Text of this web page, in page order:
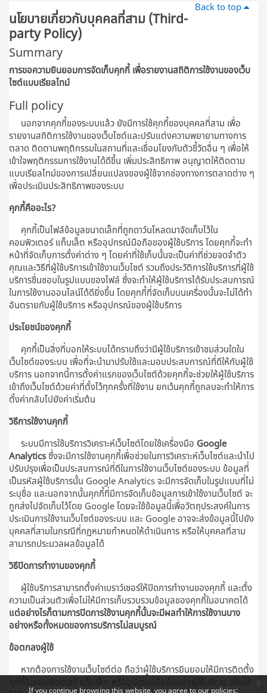
Back to top
นโยบายเกี่ยวกับบุคคลที่สาม (Third-
party Policy)
Summary
การขอความยินยอมการจัดเก็บคุกกี้ เพื่อรายงานสถิติการใช้งานของเว็บ
ไซต์แบบเรียลไทม์
Full policy
นอกจากคุกกี้ของระบบแล้ว ยังมีการใช้คุกกี้ของบุคคลที่สาม เพื่อ
รายงานสถิติการใช้งานของเว็บไซต์และปรับแต่งความพยายามทางการ
ตลาด ติดตามพฤติกรรมในสถานที่และเชื่อมโยงกับตัวชี้วัดอื่น ๆ เพื่อให้
เข้าใจพฤติกรรมการใช้งานได้ดีขึ้น เพิ่มประสิทธิภาพ อนุญาตให้ติดตาม
แบบเรียลไทม์ของการเปลี่ยนแปลงของผู้ใช้จากช่องทางการตลาดต่าง ๆ
เพื่อประเมินประสิทธิภาพของระบบ
คุกกี้คืออะไร?
คุกกี้เป็นไฟล์ข้อมูลขนาดเล็กที่ถูกดาว์นโหลดมาจัดเก็บไว้ใน
คอมพิวเตอร์ แท็บเล็ต หรืออุปกรณ์มือถือของผู้ใช้บริการ โดยคุกกี้จะทำ
หน้าที่จัดเก็บการตั้งค่าต่าง ๆ โดยค่าที่ใช้เก็บนั้นจะเป็นค่าที่ช่วยจดจำตัว
คุณและวิธีที่ผู้ใช้บริการเข้าใช้งานเว็บไซต์ รวมถึงประวัติการใช้บริการที่ผู้ใช้
บริการชื่นชอบในรูปแบบของไฟล์ ซึ่งจะทำให้ผู้ใช้บริการได้รับประสบการณ์
ในการใช้งานออนไลน์ได้ดียิ่งขึ้น โดยคุกกี้ที่จัดเก็บบนเครื่องนั้นจะไม่ได้ทำ
อันตรายกับผู้ใช้บริการ หรืออุปกรณ์ของผู้ใช้บริการ
ประโยชน์ของคุกกี้
คุกกี้เป็นสิ่งที่บอกให้ระบบได้ทราบถึงว่ามีผู้ใช้บริการเข้าชมส่วนใดใน
เว็บไซต์ของระบบ เพื่อที่จะนำมาปรับใช้และมอบประสบการณ์ที่ดีให้กับผู้ใช้
บริการ นอกจากนี้การตั้งค่าแรกของเว็บไซต์ด้วยคุกกี้จะช่วยให้ผู้ใช้บริการ
เข้าถึงเว็บไซต์ด้วยค่าที่ตั้งไว้ทุกครั้งที่ใช้งาน ยกเว้นคุกกี้ถูกลบจะทำให้การ
ตั้งค่ากลับไปยังค่าเริ่มต้น
วิธีการใช้งานคุกกี้
ระบบมีการใช้บริการวิเคราะห์เว็บไซต์โดยใช้เครื่องมือ Google
Analytics ซึ่งจะมีการใช้งานคุกกี้เพื่อช่วยในการวิเคราะห์เว็บไซต์และนำไป
ปรับปรุงเพื่อเป็นประสบการณ์ที่ดีในการใช้งานเว็บไซต์ของระบบ ข้อมูลที่
เป็นรหัสผู้ใช้บริการนั้น Google Analytics จะมีการจัดเก็บในรูปแบบที่ไม่
ระบุชื่อ และนอกจากนั้นคุกกี้ที่มีการจัดเก็บข้อมูลการเข้าใช้งานเว็บไซต์ จะ
ถูกส่งไปจัดเก็บไว้โดย Google โดยจะใช้ข้อมูลนี้เพื่อวัตถุประสงค์ในการ
ประเมินการใช้งานเว็บไซต์ของระบบ และ Google อาจจะส่งข้อมูลนี้ไปยัง
บุคคลที่สามในกรณีที่กฏหมายกำหนดให้ดำเนินการ หรือให้บุคคลที่สาม
สามารถประมวลผลข้อมูลได้
วิธีปิดการทำงานของคุกกี้
ผู้ใช้บริการสามารถตั้งค่าเบราว์เซอร์ให้ปิดการทำงานของคุกกี้ และตั้ง
ความเป็นส่วนตัวเพื่อไม่ให้มีการเก็บรวบรวมข้อมูลของคุกกี้ในอนาคตได้
แต่อย่างไรก็ตามการปิดการใช้งานคุกกี้นั้นจะมีผลทำให้การใช้งานบาง
อย่างหรือทั้งหมดของการบริการไม่สมบูรณ์
ข้อตกลงผู้ใช้
หากต้องการใช้งานเว็บไซต์ต่อ ถือว่าผู้ใช้บริการยินยอมให้มีการติดตั้ง
If you continue browsing this website, you agree to our policies: